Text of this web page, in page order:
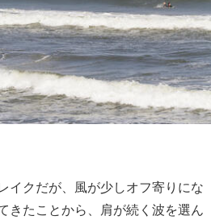
イクだが、風が少しオフ寄りにな
きたことから、肩が続く波を選ん